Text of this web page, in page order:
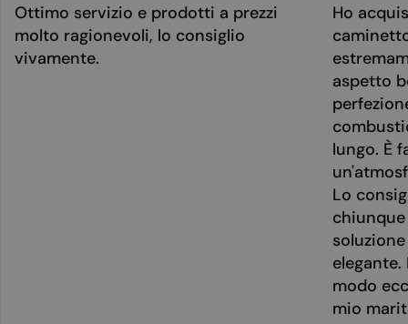
Ottimo servizio e prodotti a prezzi
molto ragionevoli, lo consiglio
vivamente.
Ho
aspetto
lungo. È
Lo
modo
mio